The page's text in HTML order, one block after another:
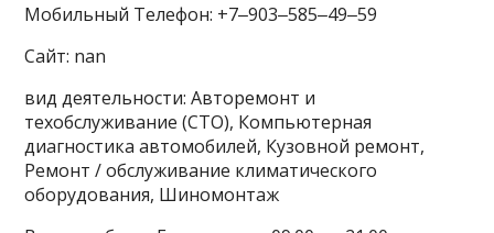
Мобильный Телефон: +7‒903‒585‒49‒59
Сайт: nan
вид деятельности: Авторемонт и
техобслуживание (СТО), Компьютерная
диагностика автомобилей, Кузовной ремонт,
Ремонт / обслуживание климатического
оборудования, Шиномонтаж